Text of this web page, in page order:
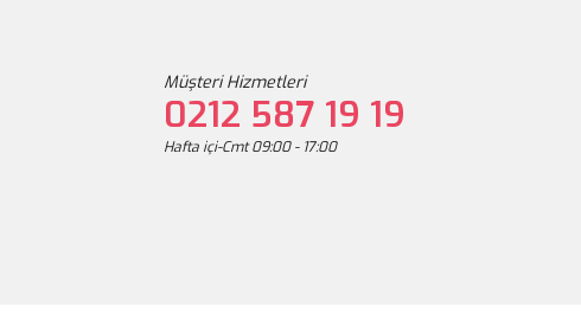
Müşteri Hizmetleri
0212 587 19 19
Hafta içi-Cmt 09:00 - 17:00